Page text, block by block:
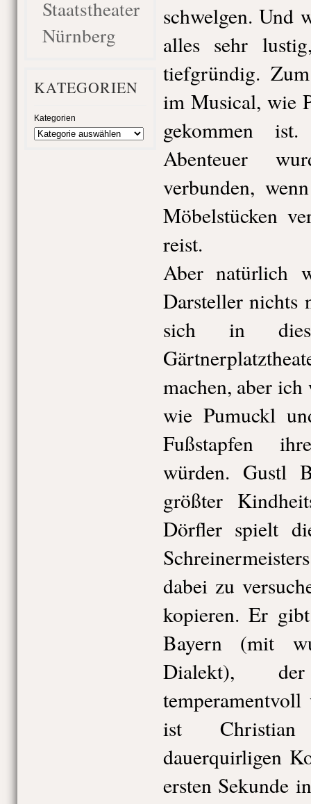
Staatstheater
Nürnberg
KATEGORIEN
Kategorien
schwelgen. Und
alles sehr
tiefgründig.
im Musical, wie
gekommen
Abenteuer
verbunden,
Möbelstücken
reist.
Aber natürlich
Darsteller nichts
sich in
machen, aber
wie Pumuckl
Fußstapfen
würden. Gustl
größter
Dörfler spielt
dabei zu
kopieren. Er
Bayern (mit
Dialekt),
ist Christian
dauerquirligen
ersten Sekunde